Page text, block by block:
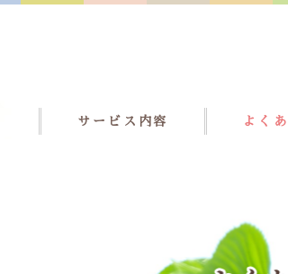
サービス内容 よく